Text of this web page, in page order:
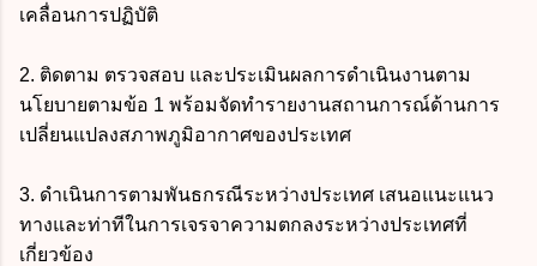
เคลื่อนการปฏิบัติ
2. ติดตาม ตรวจสอบ และประเมินผลการดำเนินงานตาม
นโยบายตามข้อ 1 พร้อมจัดทำรายงานสถานการณ์ด้านการ
เปลี่ยนแปลงสภาพภูมิอากาศของประเทศ
3. ดำเนินการตามพันธกรณีระหว่างประเทศ เสนอแนะแนว
ทางและท่าทีในการเจรจาความตกลงระหว่างประเทศที่
เกี่ยวข้อง